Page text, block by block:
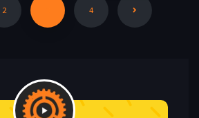
2 4